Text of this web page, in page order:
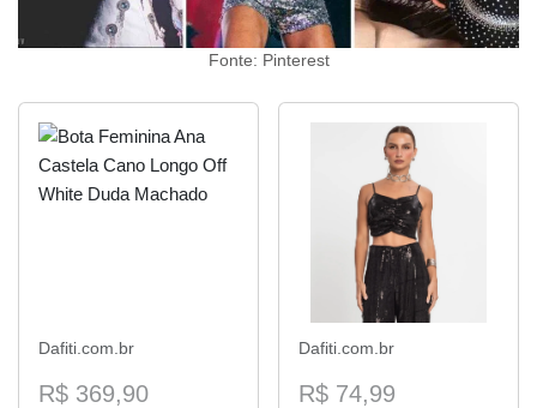
Fonte: Pinterest
Dafiti.com.br
R$ 369,90
Dafiti.com.br
R$ 74,99